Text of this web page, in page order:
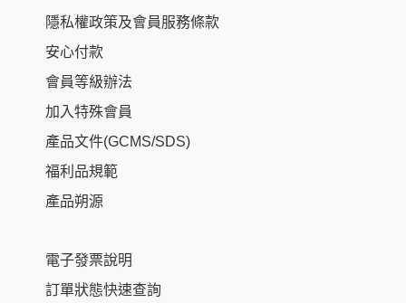
隱私權政策及會員服務條款
安心付款
會員等級辦法
加入特殊會員
產品文件(GCMS/SDS)
福利品規範
產品朔源
電子發票說明
訂單狀態快速查詢